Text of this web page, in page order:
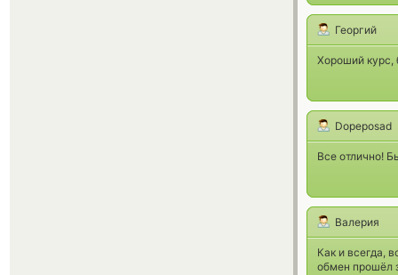
Георгий
Хороший курс,
Dopeposad
Все отлично!
Валерия
Как и всегда,
обмен прошёл